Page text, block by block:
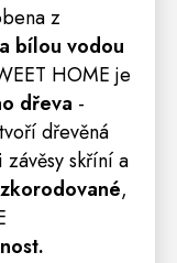
z
bílou vodou
HOME je
dřeva -
dřevěná
závěsy skříní a
,